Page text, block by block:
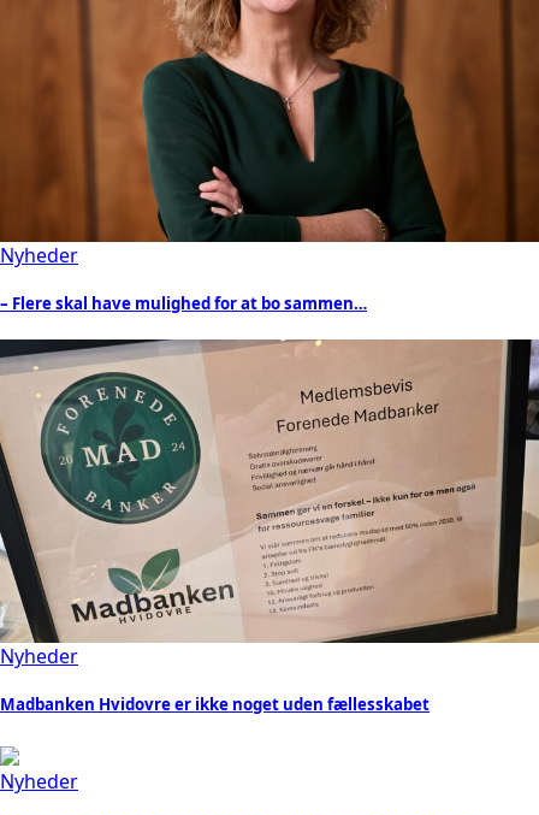
Nyheder
– Flere skal have mulighed for at bo sammen…
Nyheder
Madbanken Hvidovre er ikke noget uden fællesskabet
Nyheder